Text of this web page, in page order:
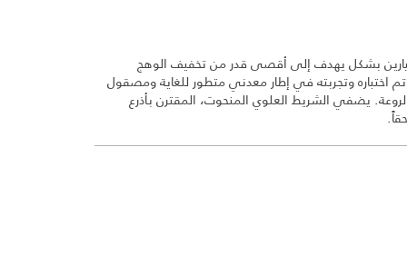
بشكل يهدف إلى أقصى قدر من تخفيف الوهج
اختباره وتجربته في إطار معدني متطور للغاية ومصقول
يضفي الشريط العلوي المنحوت، المقترن بأذرع